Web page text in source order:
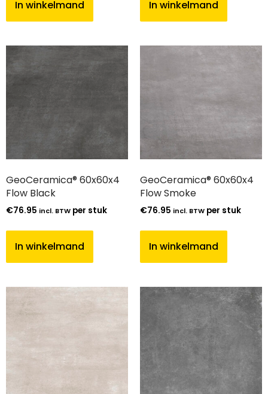
In winkelmand In winkelmand
GeoCeramica® 60x60x4
Flow Black
€76.95 incl. BTW per stuk
In winkelmand
GeoCeramica® 60x60x4
Flow Smoke
€76.95 incl. BTW per stuk
In winkelmand